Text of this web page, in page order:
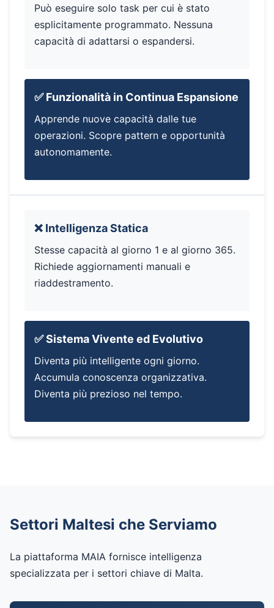
Può eseguire solo task per cui è stato
esplicitamente programmato. Nessuna
capacità di adattarsi o espandersi.
✅ Funzionalità in Continua Espansione
Apprende nuove capacità dalle tue
operazioni. Scopre pattern e opportunità
autonomamente.
❌ Intelligenza Statica
Stesse capacità al giorno 1 e al giorno 365.
Richiede aggiornamenti manuali e
riaddestramento.
✅ Sistema Vivente ed Evolutivo
Diventa più intelligente ogni giorno.
Accumula conoscenza organizzativa.
Diventa più prezioso nel tempo.
Settori Maltesi che Serviamo
La piattaforma MAIA fornisce intelligenza
specializzata per i settori chiave di Malta.